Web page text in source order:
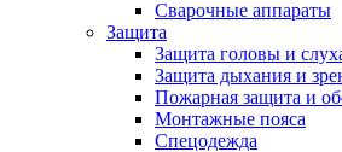
Сварочные аппараты
Защита
Защита головы и
Защита дыхания и
Пожарная защита и
Монтажные пояса
Спецодежда